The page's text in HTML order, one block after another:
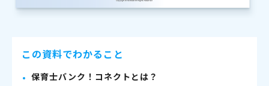
この資料でわかること
保育士バンク！コネクトとは？